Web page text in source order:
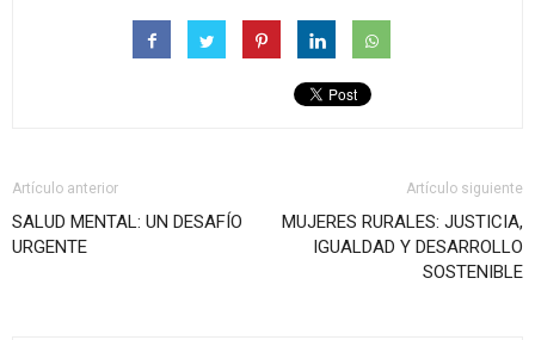
Artículo anterior
SALUD MENTAL: UN DESAFÍO
URGENTE
Artículo siguiente
MUJERES RURALES: JUSTICIA,
IGUALDAD Y DESARROLLO
SOSTENIBLE